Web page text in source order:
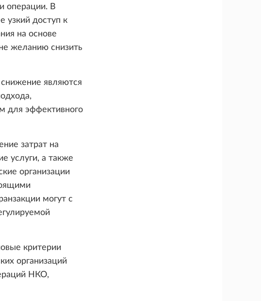
операции. В
узкий доступ к
на основе
желанию снизить
являются
для эффективного
затрат на
услуги, а также
организации
могут с
критерии
организаций
НКО,